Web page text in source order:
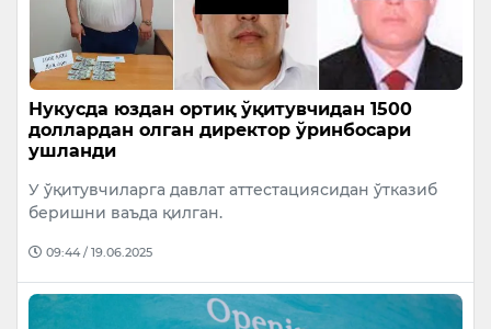
Нукусда юздан ортиқ ўқитувчидан 1500
доллардан олган директор ўринбосари
ушланди
У ўқитувчиларга давлат аттестациясидан ўтказиб
беришни ваъда қилган.
09:44 / 19.06.2025